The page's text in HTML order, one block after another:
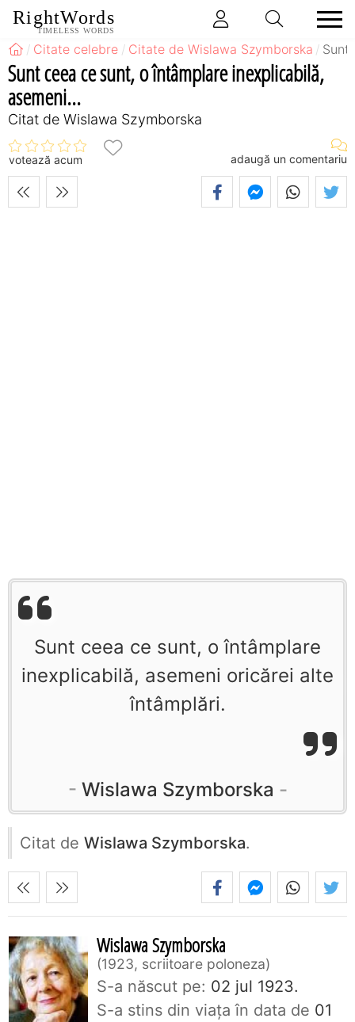
RightWords
TIMELESS WORDS
Citate celebre Citate de Wislawa Szymborska Sunt
Sunt ceea ce sunt, o întâmplare inexplicabilă,
asemeni...
Citat de Wislawa Szymborska
votează acum adaugă un comentariu
Sunt ceea ce sunt, o întâmplare
inexplicabilă, asemeni oricărei alte
întâmplări.
Wislawa Szymborska
Citat de Wislawa Szymborska.
Wislawa Szymborska
1923, scriitoare poloneza
S-a născut pe: 02 jul 1923.
S-a stins din viaţa în data de 01